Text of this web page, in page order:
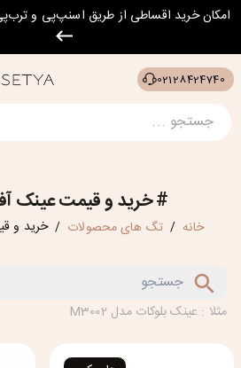
امکان خرید اقساطی از طریق اسنپ‌پی و
02128424740
#خرید و قیمت عینک
خانه / تگ های محصولات / خرید و
مثلا : عینک بلوکات مدل M3002